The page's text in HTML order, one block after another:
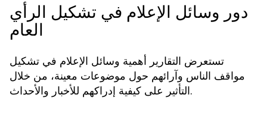
دور وسائل الإعلام في تشكيل الرأي
العام
تستعرض التقارير أهمية وسائل الإعلام في تشكيل
مواقف الناس وآرائهم حول موضوعات معينة، من خلال
التأثير على كيفية إدراكهم للأخبار والأحداث.